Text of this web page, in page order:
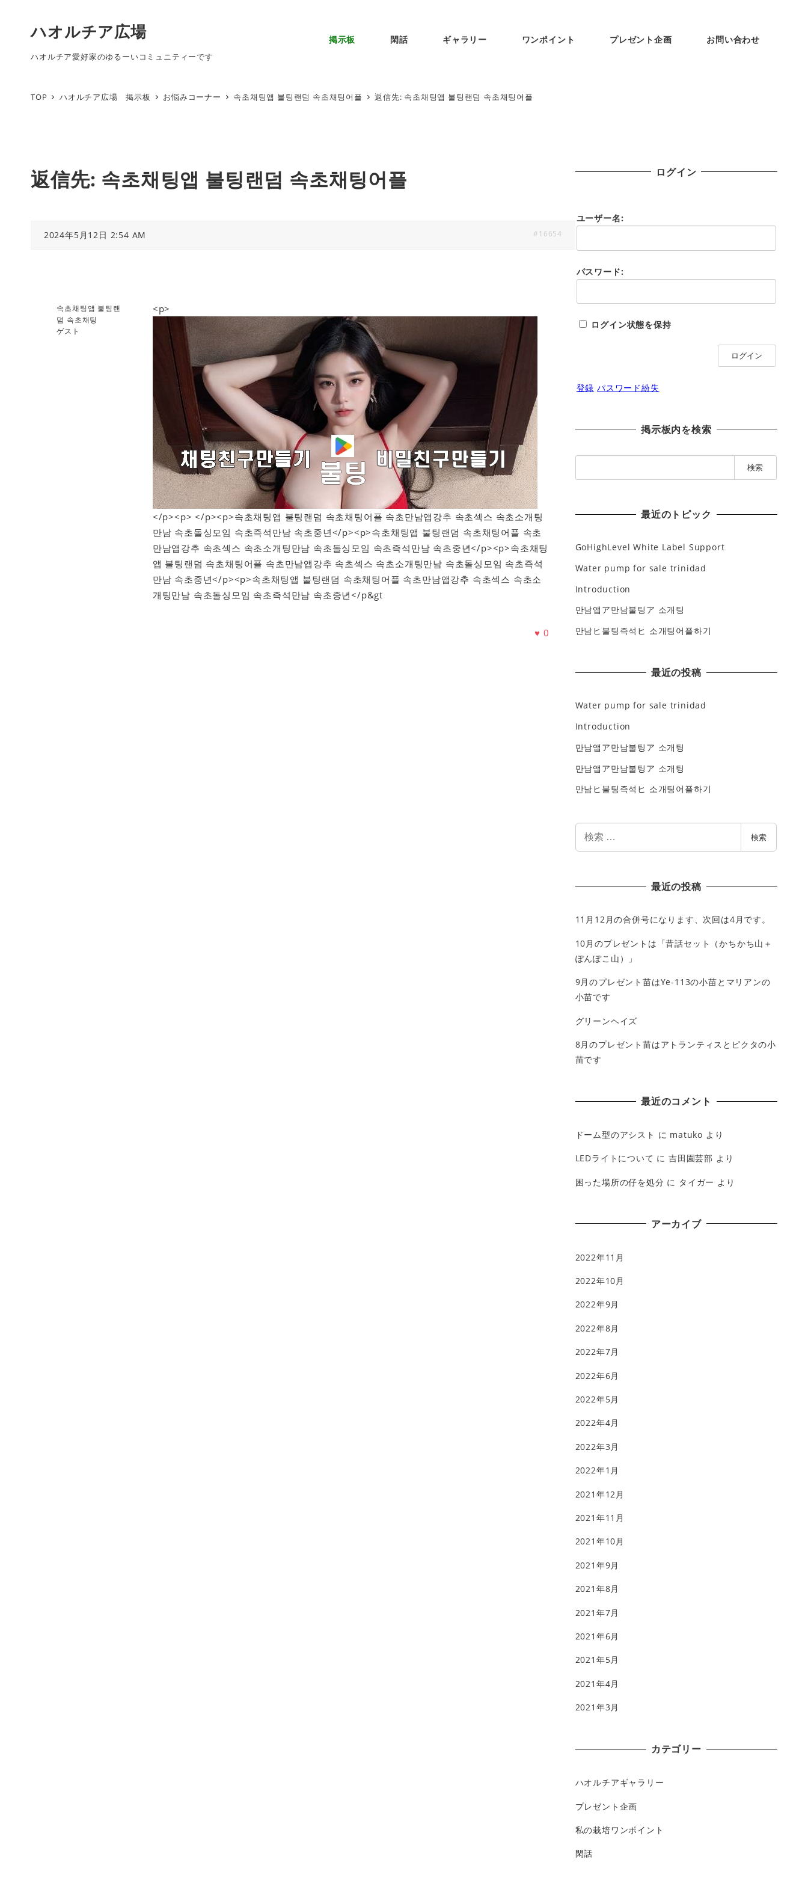
ハオルチア広場
ハオルチア愛好家のゆるーいコミュニティーです
掲示板 閑話 ギャラリー ワンポイント プレゼント企画 お問い合わせ
TOP ハオルチア広場 掲示板 お悩みコーナー 속초채팅앱 불팅랜덤 속초채팅어플 返信先: 속초채팅앱 불팅랜덤 속초채팅어플
返信先: 속초채팅앱 불팅랜덤 속초채팅어플
2024年5月12日 2:54 AM #16654
속초채팅앱 불팅랜
덤 속초채팅
ゲスト
<p>
</p><p> </p><p>속초채팅앱 불팅랜덤 속초채팅어플 속초만남앱강추 속초섹스 속초소개팅
만남 속초돌싱모임 속초즉석만남 속초중년</p><p>속초채팅앱 불팅랜덤 속초채팅어플 속초
만남앱강추 속초섹스 속초소개팅만남 속초돌싱모임 속초즉석만남 속초중년</p><p>속초채팅
앱 불팅랜덤 속초채팅어플 속초만남앱강추 속초섹스 속초소개팅만남 속초돌싱모임 속초즉석
만남 속초중년</p><p>속초채팅앱 불팅랜덤 속초채팅어플 속초만남앱강추 속초섹스 속초소
개팅만남 속초돌싱모임 속초즉석만남 속초중년</p&gt
♥ 0
ログイン
ユーザー名:
パスワード:
ログイン状態を保持
ログイン
登録 パスワード紛失
掲示板内を検索
索
最近のトピック
GoHighLevel White Label Support
Water pump for sale trinidad
Introduction
만남앱ア만남불팅ア 소개팅
만남ヒ불팅즉석ヒ 소개팅어플하기
最近の投稿
Water pump for sale trinidad
Introduction
만남앱ア만남불팅ア 소개팅
만남앱ア만남불팅ア 소개팅
만남ヒ불팅즉석ヒ 소개팅어플하기
検索
最近の投稿
11月12月の合併号になります、次回は4月です。
10月のプレゼントは「昔話セット（かちかち山＋
ぽんぽこ山）」
9月のプレゼント苗はYe-113の小苗とマリアンの
小苗です
グリーンヘイズ
8月のプレゼント苗はアトランティスとピクタの小
苗です
最近のコメント
ドーム型のアシスト に matuko より
LEDライトについて に吉田園芸部 より
困った場所の仔を処分 に タイガー より
アーカイブ
2022年11月
2022年10月
2022年9月
2022年8月
2022年7月
2022年6月
2022年5月
2022年4月
2022年3月
2022年1月
2021年12月
2021年11月
2021年10月
2021年9月
2021年8月
2021年7月
2021年6月
2021年5月
2021年4月
2021年3月
カテゴリー
ハオルチアギャラリー
プレゼント企画
私の栽培ワンポイント
閑話